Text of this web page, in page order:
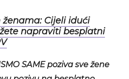
ženama: Cijeli idući
napraviti besplatni
SAME poziva sve žene